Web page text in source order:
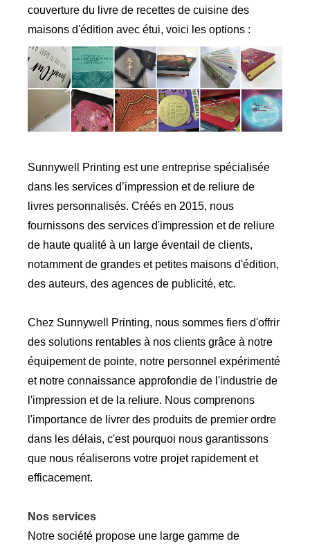
couverture du livre de recettes de cuisine des
maisons d'édition avec étui, voici les options :
Sunnywell Printing est une entreprise spécialisée
dans les services d’impression et de reliure de
livres personnalisés. Créés en 2015, nous
fournissons des services d'impression et de reliure
de haute qualité à un large éventail de clients,
notamment de grandes et petites maisons d'édition,
des auteurs, des agences de publicité, etc.
Chez Sunnywell Printing, nous sommes fiers d'offrir
des solutions rentables à nos clients grâce à notre
équipement de pointe, notre personnel expérimenté
et notre connaissance approfondie de l'industrie de
l'impression et de la reliure. Nous comprenons
l'importance de livrer des produits de premier ordre
dans les délais, c'est pourquoi nous garantissons
que nous réaliserons votre projet rapidement et
efficacement.
Nos services
Notre société propose une large gamme de